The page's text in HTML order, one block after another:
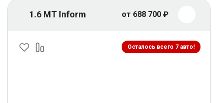
1.6 MT Inform от 688 700 ₽
Осталось всего 7 авто!